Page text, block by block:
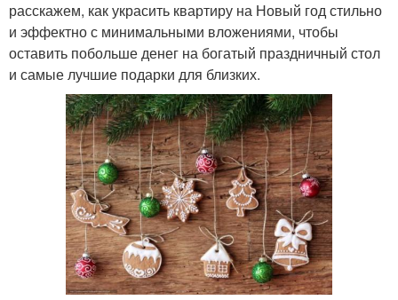
расскажем, как украсить квартиру на Новый год стильно
и эффектно с минимальными вложениями, чтобы
оставить побольше денег на богатый праздничный стол
и самые лучшие подарки для близких.